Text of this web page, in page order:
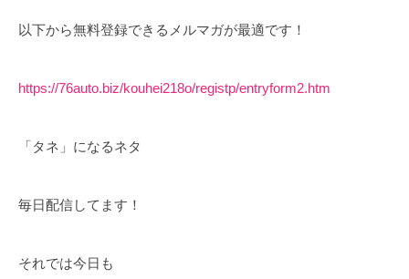
以下から無料登録できるメルマガが最適です！
https://76auto.biz/kouhei218o/registp/entryform2.htm
「タネ」になるネタ
毎日配信してます！
それでは今日も